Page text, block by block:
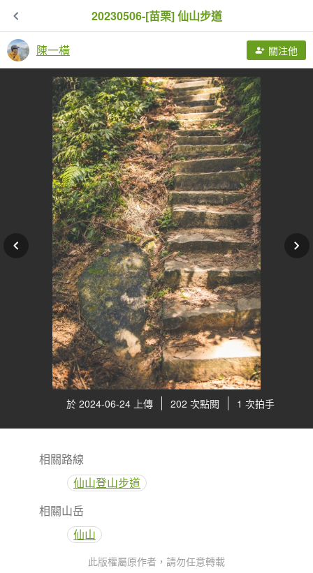
20230506-[苗栗] 仙山步道
陳一橫 關注他
於 2024-06-24 上傳 202 次點閱 1 次拍手
相關路線
仙山登山步道
相關山岳
仙山
此版權屬原作者，請勿任意轉載